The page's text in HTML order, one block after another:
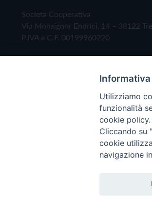
Società Cooperativa
Via Monsignor Endrici, 14 – 38122
P.IVA e C.F. 00199960220
Copyright © 2019 - Tutti i
Informativa
Utilizziamo
funzionalità
cookie policy.
Cliccando su
cookie
navigazione